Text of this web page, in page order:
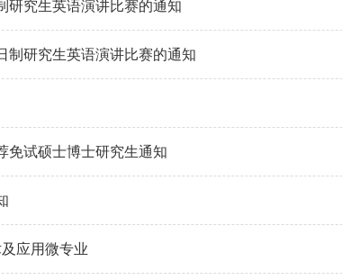
研究生英语演讲比赛的通知
制研究生英语演讲比赛的通知
免试硕士博士研究生通知
应用微专业